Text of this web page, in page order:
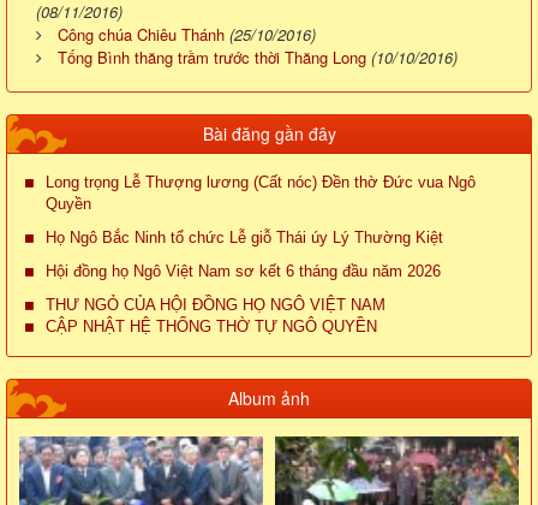
(08/11/2016)
Công chúa Chiêu Thánh (25/10/2016)
Tống Bình thăng trầm trước thời Thăng Long (10/10/2016)
Bài đăng gần đây
Long trọng Lễ Thượng lương (Cất nóc) Đền thờ Đức vua Ngô
Quyền
Họ Ngô Bắc Ninh tổ chức Lễ giỗ Thái úy Lý Thường Kiệt
Hội đồng họ Ngô Việt Nam sơ kết 6 tháng đầu năm 2026
THƯ NGỎ CỦA HỘI ĐỒNG HỌ NGÔ VIỆT NAM
CẬP NHẬT HỆ THỐNG THỜ TỰ NGÔ QUYỀN
Album ảnh